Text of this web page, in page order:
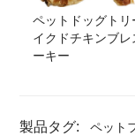
ペットドッグトリ
イクドチキンブレ
ーキー
製品タグ: ペット